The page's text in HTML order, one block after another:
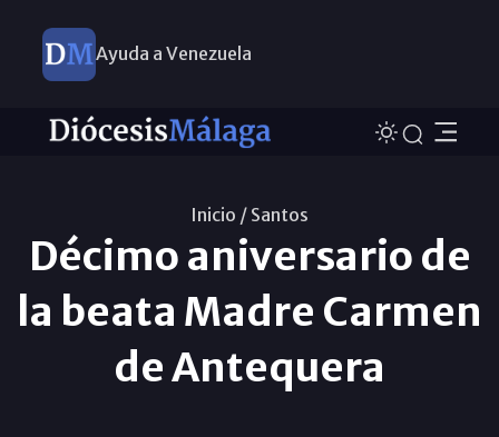
Ayuda a Venezuela
Inicio / Santos
Décimo aniversario de
la beata Madre Carmen
de Antequera